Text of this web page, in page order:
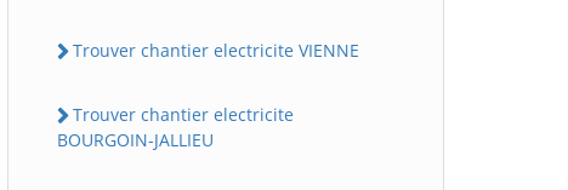
Trouver chantier electricite VIENNE
Trouver chantier electricite
BOURGOIN-JALLIEU